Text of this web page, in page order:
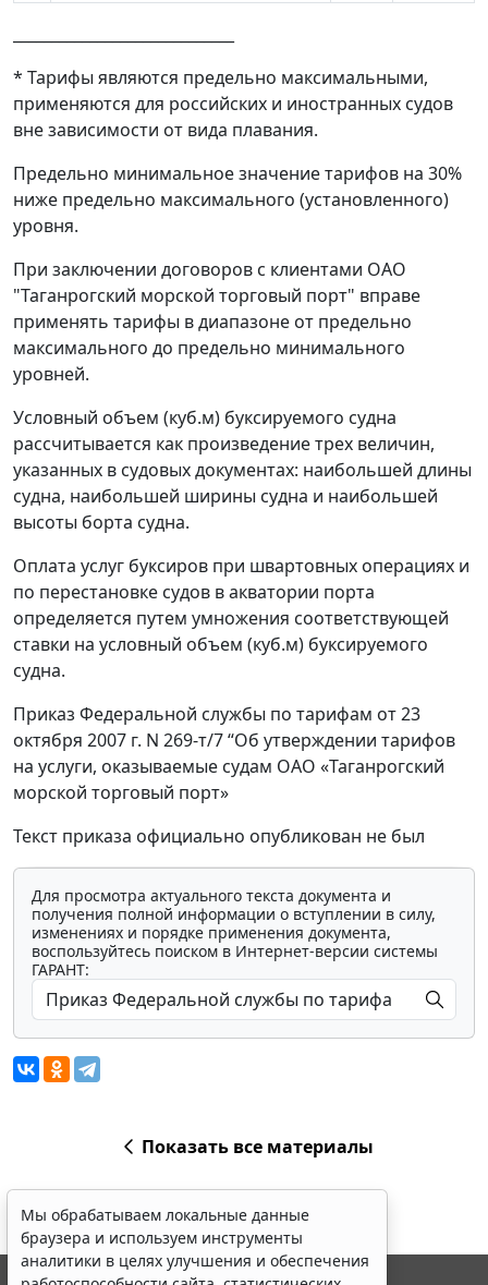
* Тарифы являются предельно максимальными,
применяются для российских и иностранных судов
вне зависимости от вида плавания.
Предельно минимальное значение тарифов на 30%
ниже предельно максимального (установленного)
уровня.
При заключении договоров с клиентами ОАО
"Таганрогский морской торговый порт" вправе
применять тарифы в диапазоне от предельно
максимального до предельно минимального
уровней.
Условный объем (куб.м) буксируемого судна
рассчитывается как произведение трех величин,
указанных в судовых документах: наибольшей длины
судна, наибольшей ширины судна и наибольшей
высоты борта судна.
Оплата услуг буксиров при швартовных операциях и
по перестановке судов в акватории порта
определяется путем умножения соответствующей
ставки на условный объем (куб.м) буксируемого
судна.
Приказ Федеральной службы по тарифам от 23
октября 2007 г. N 269-т/7 “Об утверждении тарифов
на услуги, оказываемые судам ОАО «Таганрогский
морской торговый порт»
Текст приказа официально опубликован не был
Для просмотра актуального текста документа и
получения полной информации о вступлении в силу,
изменениях и порядке применения документа,
воспользуйтесь поиском в Интернет-версии системы
ГАРАНТ:
Показать все материалы
Мы обрабатываем локальные данные
браузера и используем инструменты
аналитики в целях улучшения и обеспечения